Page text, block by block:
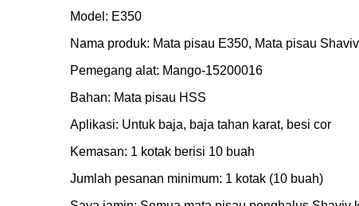
Model: E350
Nama produk: Mata pisau E350, Mata pisau
Pemegang alat: Mango-15200016
Bahan: Mata pisau HSS
Aplikasi: Untuk baja, baja tahan karat, besi cor
Kemasan: 1 kotak berisi 10 buah
Jumlah pesanan minimum: 1 kotak (10 buah)